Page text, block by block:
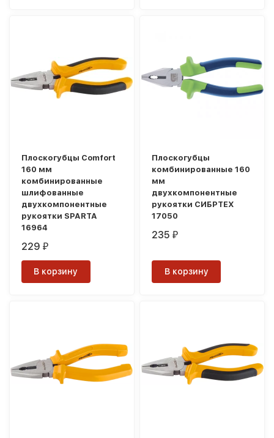
Плоскогубцы Comfort
160 мм
комбинированные
шлифованные
двухкомпонентные
рукоятки SPARTA
16964
229₽
В корзину
Плоскогубцы
комбинированные 160
мм
двухкомпонентные
рукоятки СИБРТЕХ
17050
235₽
В корзину